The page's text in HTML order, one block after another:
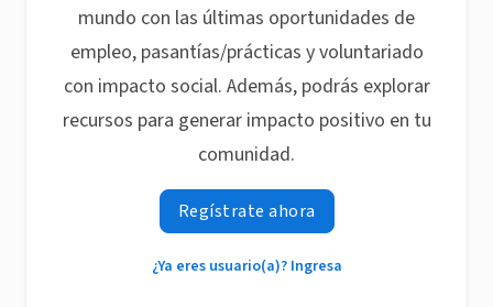
mundo con las últimas oportunidades de
empleo, pasantías/prácticas y voluntariado
con impacto social. Además, podrás explorar
recursos para generar impacto positivo en tu
comunidad.
Regístrate ahora
¿Ya eres usuario(a)? Ingresa